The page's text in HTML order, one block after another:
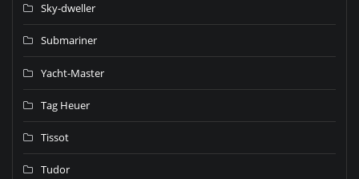
Sky-dweller
Submariner
Yacht-Master
Tag Heuer
Tissot
Tudor